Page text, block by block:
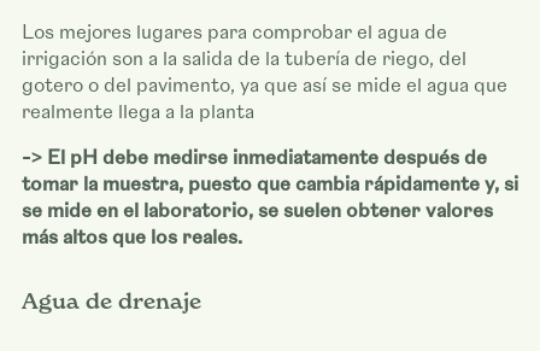
Los mejores lugares para comprobar el agua de
irrigación son a la salida de la tubería de riego, del
gotero o del pavimento, ya que así se mide el agua que
realmente llega a la planta
-> El pH debe medirse inmediatamente después de
tomar la muestra, puesto que cambia rápidamente y, si
se mide en el laboratorio, se suelen obtener valores
más altos que los reales.
Agua de drenaje